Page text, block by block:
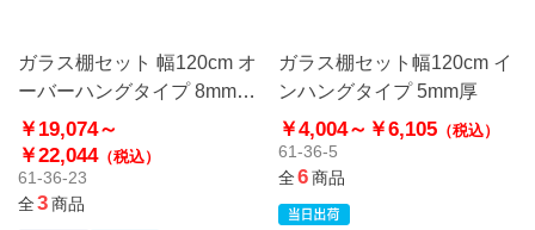
ガラス棚セット 幅120cm オ
ーバーハングタイプ 8mm厚
アンティークゴールド〔ス
トエキオリジナル〕
￥19,074～
￥22,044（税込）
61-36-23
全3商品
ガラス棚セット幅120cm イ
ンハングタイプ 5mm厚
￥4,004～ ￥6,105 （税込）
61-36-5
全6商品